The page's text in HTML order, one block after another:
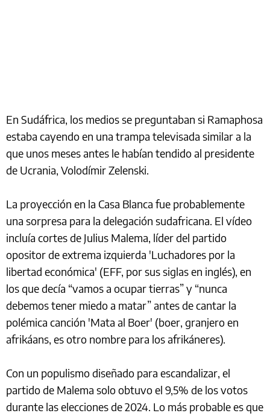
En Sudáfrica, los medios se preguntaban si Ramaphosa
estaba cayendo en una trampa televisada similar a la
que unos meses antes le habían tendido al presidente
de Ucrania, Volodímir Zelenski.
La proyección en la Casa Blanca fue probablemente
una sorpresa para la delegación sudafricana. El vídeo
incluía cortes de Julius Malema, líder del partido
opositor de extrema izquierda 'Luchadores por la
libertad económica' (EFF, por sus siglas en inglés), en
los que decía “vamos a ocupar tierras” y “nunca
debemos tener miedo a matar” antes de cantar la
polémica canción 'Mata al Boer' (boer, granjero en
afrikáans, es otro nombre para los afrikáneres).
Con un populismo diseñado para escandalizar, el
partido de Malema solo obtuvo el 9,5% de los votos
durante las elecciones de 2024. Lo más probable es que